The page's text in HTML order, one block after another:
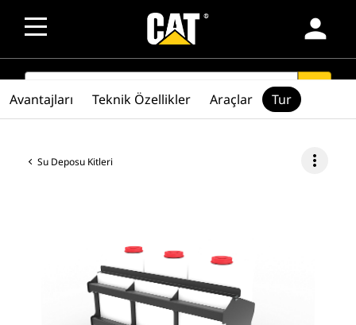
person
SEARCH
Su Deposu Kitleri more_vert
Avantajları Teknik Özellikler Araçlar Tur